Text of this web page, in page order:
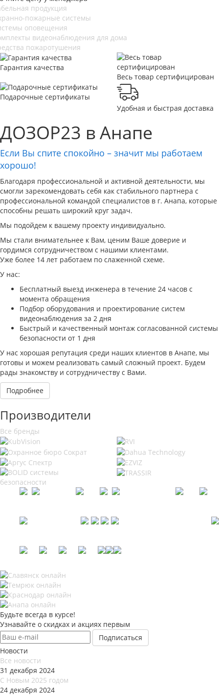
продукция
пожарные системы
оповещения
видеонаблюдения для дома
пожаротушения
Гарантия качества
Весь товар сертифицирован
Подарочные сертификаты
Удобная и быстрая доставка
ДОЗОР23 в Анапе
Если Вы спите спокойно – значит мы работаем
хорошо!
Благодаря профессиональной и активной деятельности, мы
смогли зарекомендовать себя как стабильного партнера с
профессиональной командой специалистов в г. Анапа, которые
способны решать широкий круг задач.
Мы подойдем к вашему проекту индивидуально.
Мы стали внимательнее к Вам, ценим Ваше доверие и
гордимся сотрудничеством с нашими клиентами.
Уже более 14 лет работаем по слаженной схеме.
У нас:
Бесплатный выезд инженера в течение 24 часов с
момента обращения
Подбор оборудования и проектирование систем
видеонаблюдения за 2 дня
Быстрый и качественный монтаж согласованной системы
безопасности от 1 дня
У нас хорошая репутация среди наших клиентов в Анапе, мы
готовы и можем реализовать самый сложный проект. Будем
рады знакомству и сотрудничеству с Вами.
Подробнее
Производители
Все бренды
Будьте всегда в курсе!
Узнавайте о скидках и акциях первым
Новости
Все новости
31 декабря 2024
С Новым 2025 годом
24 декабря 2024